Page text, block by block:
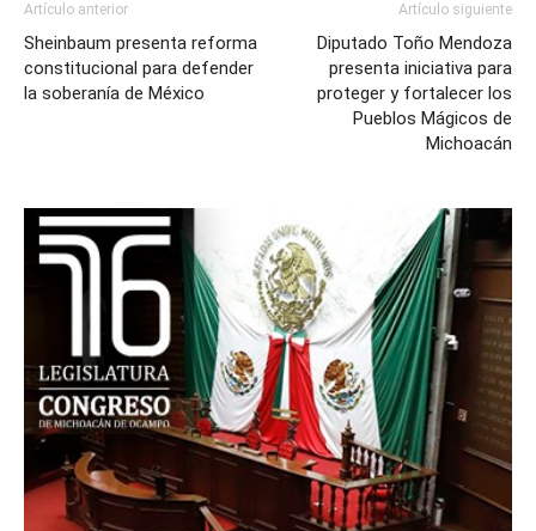
Artículo anterior
Sheinbaum presenta reforma
constitucional para defender
la soberanía de México
Artículo siguiente
Diputado Toño Mendoza
presenta iniciativa para
proteger y fortalecer los
Pueblos Mágicos de
Michoacán